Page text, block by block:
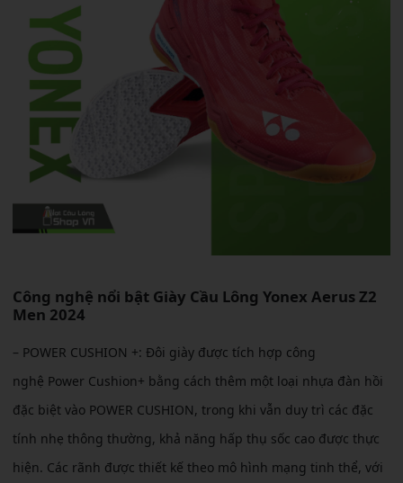
Công nghệ nổi bật Giày Cầu Lông Yonex Aerus Z2
Men 2024
– POWER CUSHION +: Đôi giày được tích hợp công
nghệ Power Cushion+ bằng cách thêm một loại nhựa đàn hồi
đặc biệt vào POWER CUSHION, trong khi vẫn duy trì các đặc
tính nhẹ thông thường, khả năng hấp thụ sốc cao được thực
hiện. Các rãnh được thiết kế theo mô hình mạng tinh thể, với